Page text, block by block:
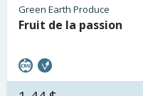
Green Earth Produce
Fruit de la passion